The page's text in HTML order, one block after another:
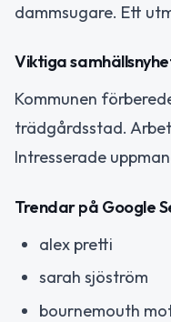
dammsugare. Ett
Viktiga
Kommunen
trädgårdsstad.
Intresserade
Trendar på Google
alex pretti
sarah sjöström
bournemouth